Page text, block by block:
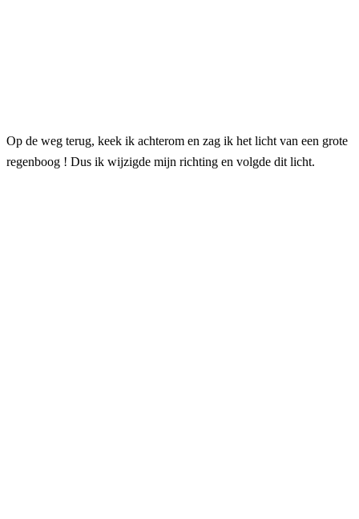
Op de weg terug, keek ik achterom en zag ik het licht van een grote
regenboog ! Dus ik wijzigde mijn richting en volgde dit licht.